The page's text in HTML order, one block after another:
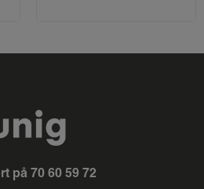
på 70 60 59 72